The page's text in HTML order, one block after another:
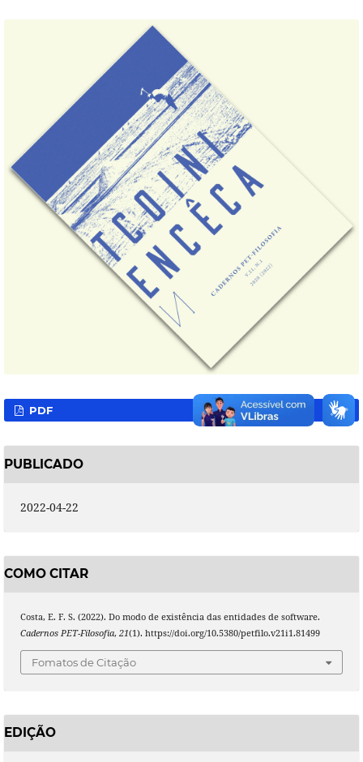
PDF
PUBLICADO
2022-04-22
COMO CITAR
Costa, E. F. S. (2022). Do modo de existência das entidades de software.
Cadernos PET-Filosofia, 21(1). https://doi.org/10.5380/petfilo.v21i1.81499
Fomatos de Citação
EDIÇÃO